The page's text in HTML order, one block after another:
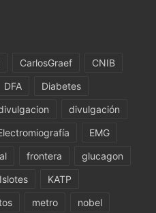
CarlosGraef
CNIB
DFA
Diabetes
divulgación
EMG
frontera
glucagon
Islotes
KATP
metro
nobel